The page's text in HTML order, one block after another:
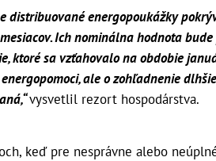
distribuované energopoukážky
Ich nominálna hodnota
ktoré sa vzťahovalo na obdobie
ale o zohľadnenie
vysvetlil rezort hospodárstva.
keď pre nesprávne alebo